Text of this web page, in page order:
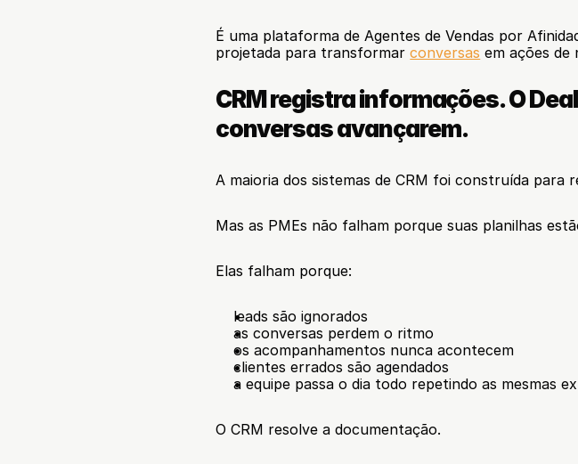
É uma plataforma de Agentes de Vendas por
projetada para transformar conversas em ações de
CRM registra informações. O
conversas avançarem.
A maioria dos sistemas de CRM foi construída para
Mas as PMEs não falham porque suas planilhas
Elas falham porque:
leads são ignorados
as conversas perdem o ritmo
os acompanhamentos nunca acontecem
clientes errados são agendados
a equipe passa o dia todo repetindo as mesmas
O CRM resolve a documentação.